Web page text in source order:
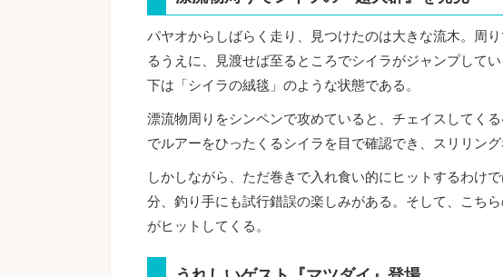
パヤオからしばらく走り、見つけたのは大きな流木。周
るうえに、見渡せば至るところでシイラがジャンプして
下は「シイラの絨毯」のような状態である。
漂流物周りをシンペンで攻めていると、チェイスしてく
でルアーをひったくるシイラを目で確認でき、スリリング
しかしながら、ただ巻きで入れ食い的にヒットするわけ
分、釣り手にも試行錯誤の楽しみがある。そして、こち
がヒットしてくる。